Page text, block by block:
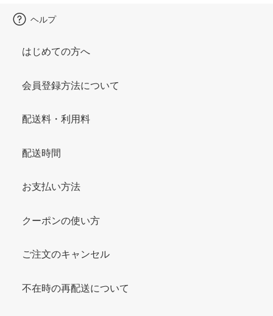
ヘルプ
はじめての方へ
会員登録方法について
配送料・利用料
配送時間
お支払い方法
クーポンの使い方
ご注文のキャンセル
不在時の再配送について